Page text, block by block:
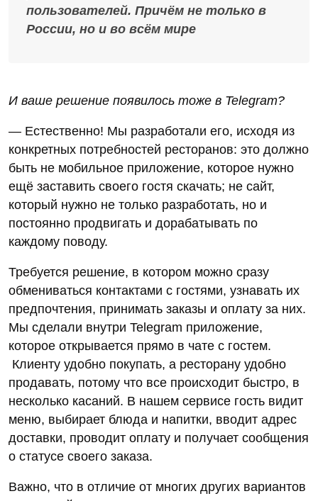
пользователей. Причём не только в
России, но и во всём мире
И ваше решение появилось тоже в Telegram?
— Естественно! Мы разработали его, исходя из
конкретных потребностей ресторанов: это должно
быть не мобильное приложение, которое нужно
ещё заставить своего гостя скачать; не сайт,
который нужно не только разработать, но и
постоянно продвигать и дорабатывать по
каждому поводу.
Требуется решение, в котором можно сразу
обмениваться контактами с гостями, узнавать их
предпочтения, принимать заказы и оплату за них.
Мы сделали внутри Telegram приложение,
которое открывается прямо в чате с гостем.
Клиенту удобно покупать, а ресторану удобно
продавать, потому что все происходит быстро, в
несколько касаний. В нашем сервисе гость видит
меню, выбирает блюда и напитки, вводит адрес
доставки, проводит оплату и получает сообщения
о статусе своего заказа.
Важно, что в отличие от многих других вариантов